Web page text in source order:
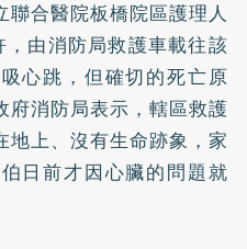
聯合醫院板橋院區護理人
由消防局救護車載往該
心跳，但確切的死亡原
府消防局表示，轄區救護
地上、沒有生命跡象，家
日前才因心臟的問題就